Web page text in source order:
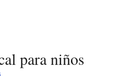
para niños